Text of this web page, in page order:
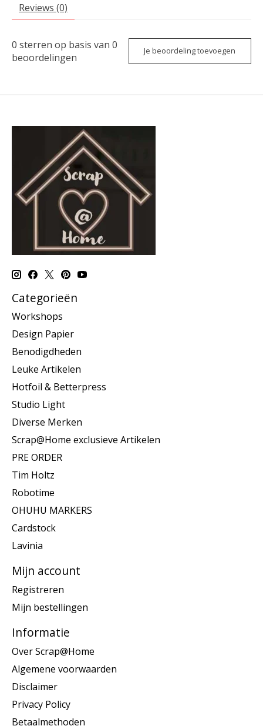
Reviews (0)
0 sterren op basis van 0
beoordelingen
Je beoordeling toevoegen
Categorieën
Workshops
Design Papier
Benodigdheden
Leuke Artikelen
Hotfoil & Betterpress
Studio Light
Diverse Merken
Scrap@Home exclusieve Artikelen
PRE ORDER
Tim Holtz
Robotime
OHUHU MARKERS
Cardstock
Lavinia
Mijn account
Registreren
Mijn bestellingen
Informatie
Over Scrap@Home
Algemene voorwaarden
Disclaimer
Privacy Policy
Betaalmethoden